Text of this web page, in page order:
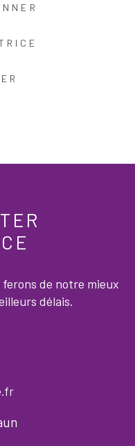
de notre mieux
délais.